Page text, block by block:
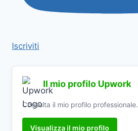
Iscriviti
Il mio profilo Upwork
Consulta il mio profilo professionale.
Visualizza il mio profilo